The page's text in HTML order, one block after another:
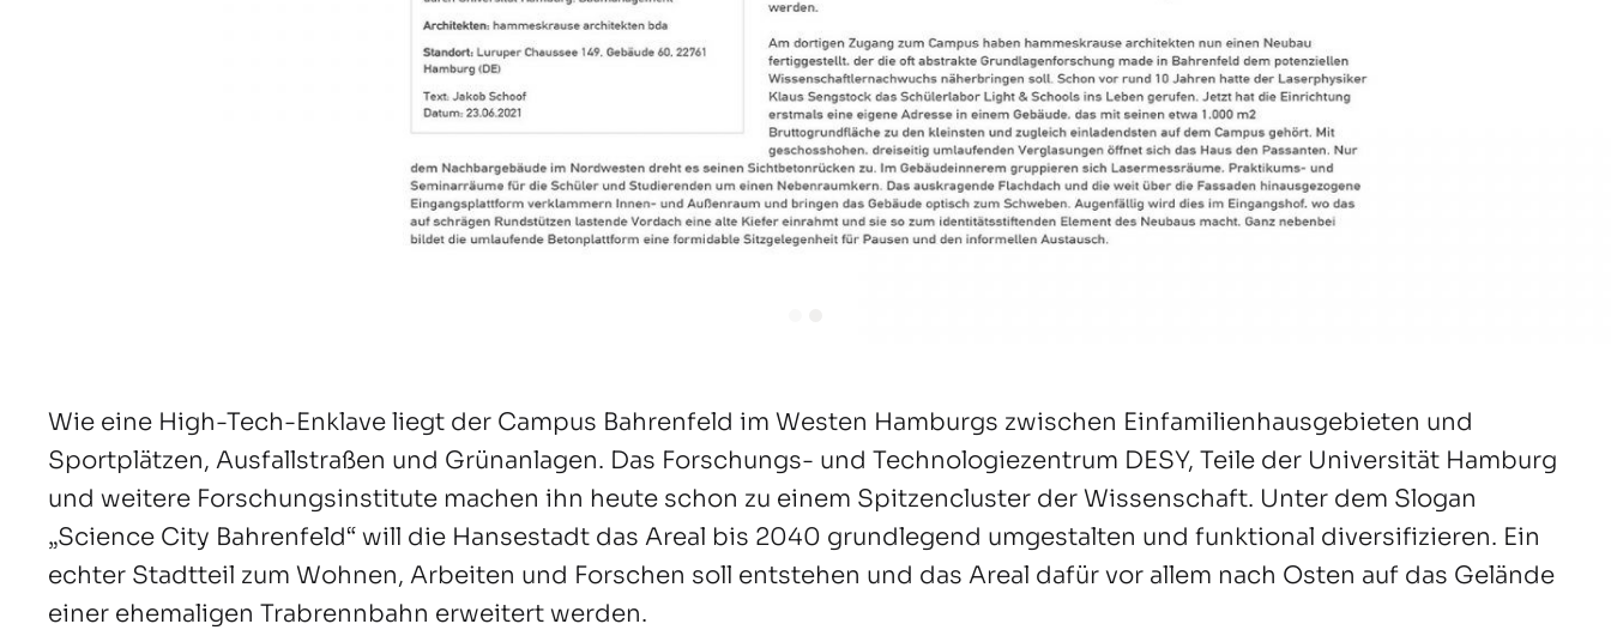
Wie eine High-Tech-Enklave liegt der Campus Bahrenfeld im Westen Hamburgs zwischen Einfamilienhausgebieten und
Sportplätzen, Ausfallstraßen und Grünanlagen. Das Forschungs- und Technologiezentrum DESY, Teile der Universität Hamburg
und weitere Forschungsinstitute machen ihn heute schon zu einem Spitzencluster der Wissenschaft. Unter dem Slogan
„Science City Bahrenfeld“ will die Hansestadt das Areal bis 2040 grundlegend umgestalten und funktional diversifizieren. Ein
echter Stadtteil zum Wohnen, Arbeiten und Forschen soll entstehen und das Areal dafür vor allem nach Osten auf das Gelände
einer ehemaligen Trabrennbahn erweitert werden.